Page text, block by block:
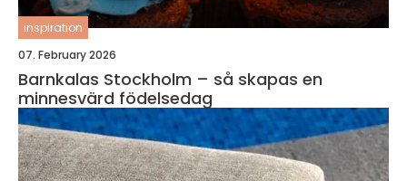
inspiration
07. February 2026
Barnkalas Stockholm – så skapas en
minnesvärd födelsedag